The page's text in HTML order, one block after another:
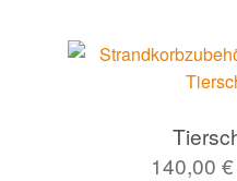
140,00 €